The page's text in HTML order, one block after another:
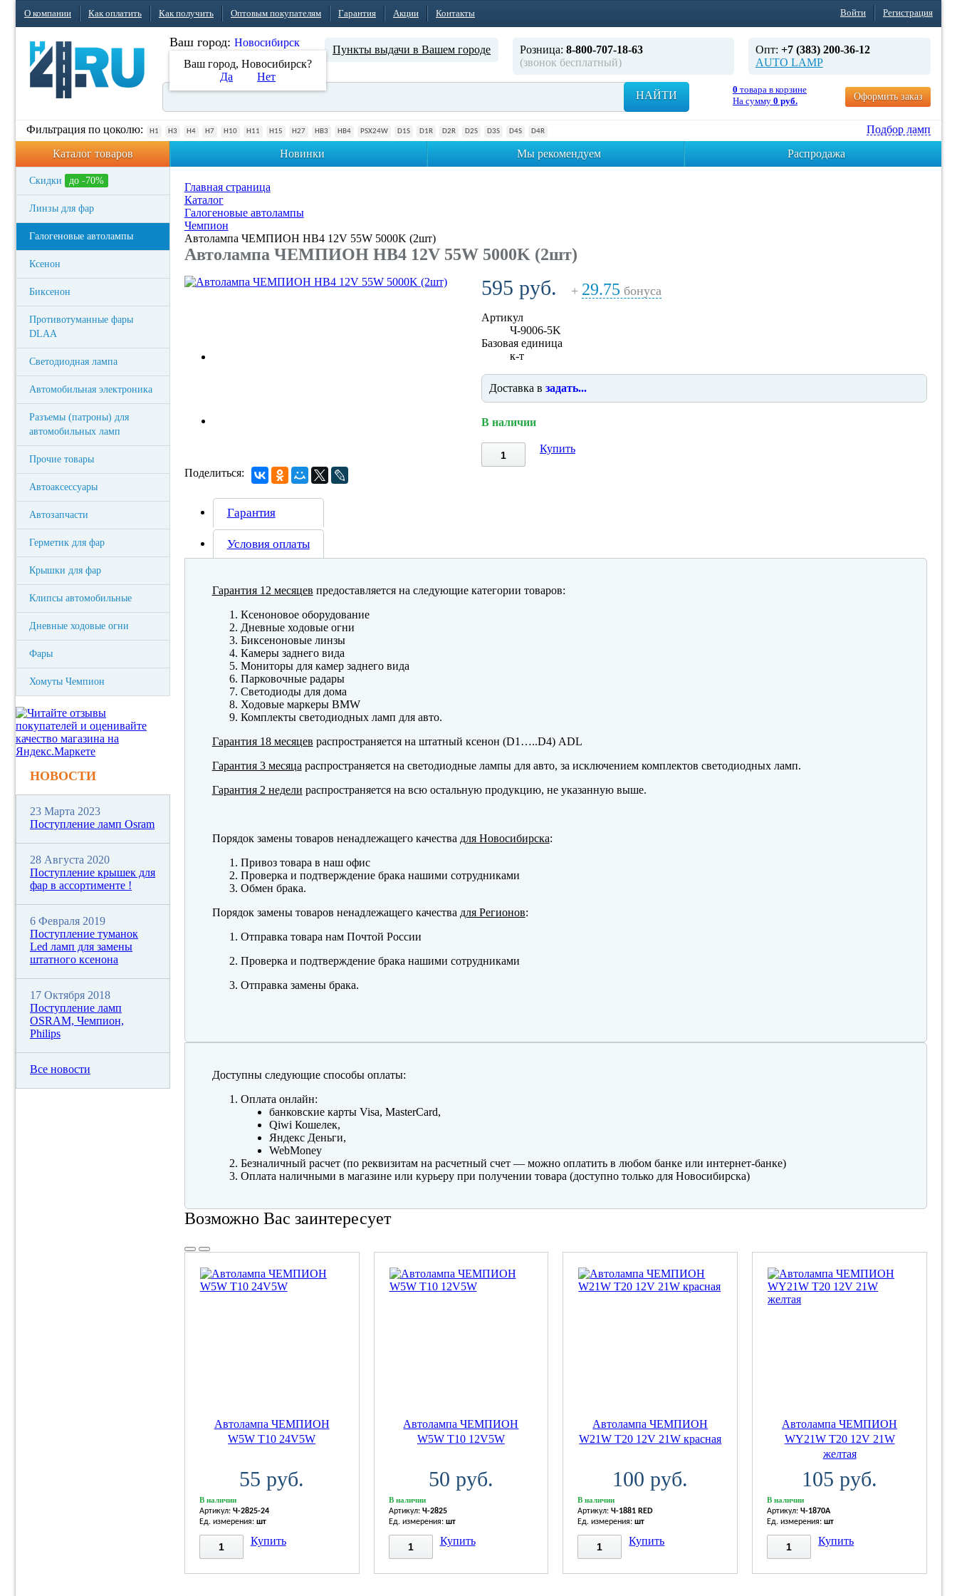
О компании Как оплатить Как получить Оптовым покупателям Гарантия Акции Контакты Войти Регистрация
Ваш город: Новосибирск
Ваш город, Новосибирск?
Да
Нет
Пункты выдачи в Вашем городе Розница: 8-800-707-18-63
(звонок бесплатный)
Опт: +7 (383) 200-36-12
AUTO LAMP
НАЙТИ 0 товара в корзине
На сумму 0 руб. Оформить заказ
Фильтрация по цоколю: H1 H3 H4 H7 H10 H11 H15 H27 HB3 HB4 PSX24W D1S D1R D2R D2S D3S D4S D4R
Подбор ламп
Каталог товаров
Новинки Мы рекомендуем Распродажа
Скидки до -70%
Линзы для фар
Галогеновые автолампы
Ксенон
Биксенон
Противотуманные фары
DLAA
Светодиодная лампа
Автомобильная электроника
Разъемы (патроны) для
автомобильных ламп
Прочие товары
Автоаксессуары
Автозапчасти
Герметик для фар
Крышки для фар
Клипсы автомобильные
Дневные ходовые огни
Фары
Хомуты Чемпион
Главная страница
Каталог
Галогеновые автолампы
Чемпион
Автолампа ЧЕМПИОН HB4 12V 55W 5000K (2шт)
Автолампа ЧЕМПИОН HB4 12V 55W 5000K (2шт)
595 руб. + 29.75 бонуса
Артикул
Ч-9006-5K
Базовая единица
к-т
Доставка в задать...
В наличии
Купить
Поделиться:
Гарантия
Условия оплаты
Гарантия 12 месяцев предоставляется на следующие категории товаров:
Ксеноновое оборудование
Дневные ходовые огни
Биксеноновые линзы
Камеры заднего вида
Мониторы для камер заднего вида
Парковочные радары
Светодиоды для дома
Ходовые маркеры BMW
Комплекты светодиодных ламп для авто.
Гарантия 18 месяцев распространяется на штатный ксенон (D1…..D4) ADL
Гарантия 3 месяца распространяется на светодиодные лампы для авто, за исключением комплектов светодиодных ламп.
Гарантия 2 недели распространяется на всю остальную продукцию, не указанную выше.
Порядок замены товаров ненадлежащего качества для Новосибирска:
Привоз товара в наш офис
Проверка и подтверждение брака нашими сотрудниками
Обмен брака.
Порядок замены товаров ненадлежащего качества для Регионов:
Отправка товара нам Почтой России
Проверка и подтверждение брака нашими сотрудниками
Отправка замены брака.
Доступны следующие способы оплаты:
Оплата онлайн:
банковские карты Visa, MasterCard,
Qiwi Кошелек,
Яндекс Деньги,
WebMoney
Безналичный расчет (по реквизитам на расчетный счет — можно оплатить в любом банке или интернет-банке)
Оплата наличными в магазине или курьеру при получении товара (доступно только для Новосибирска)
Возможно Вас заинтересует
Автолампа ЧЕМПИОН
W5W T10 24V5W
55 руб.
В наличии
Артикул: Ч-2825-24
Ед. измерения: шт
Купить
Автолампа ЧЕМПИОН
W5W T10 12V5W
50 руб.
В наличии
Артикул: Ч-2825
Ед. измерения: шт
Купить
Автолампа ЧЕМПИОН
W21W T20 12V 21W красная
100 руб.
В наличии
Артикул:Ч-1881 RED
Ед. измерения:шт
Купить
Автолампа ЧЕМПИОН
WY21W T20 12V 21W
желтая
105 руб.
В наличии
Артикул:Ч-1870A
Ед. измерения:шт
Купить
НОВОСТИ
23 Марта 2023
Поступление ламп Osram
28 Августа 2020
Поступление крышек для
фар в ассортименте !
6 Февраля 2019
Поступление туманок
Led ламп для замены
штатного ксенона
17 Октября 2018
Поступление ламп
OSRAM, Чемпион,
Philips
Все новости